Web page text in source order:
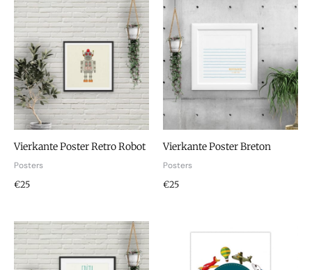
Vierkante Poster Retro Robot
Posters
€25
Vierkante Poster Breton
Posters
€25